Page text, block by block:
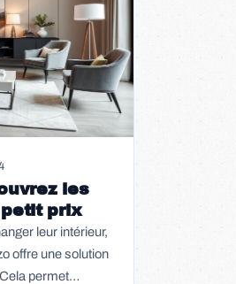
les
prix
leur intérieur,
offre une solution
permet…